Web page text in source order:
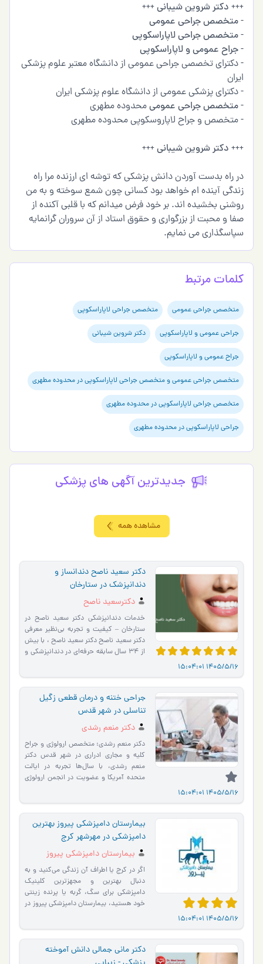
+++ دکتر شروین شیبانی+++
-متخصص جراحی عمومی
-متخصص جراحی لاپاراسکوپی
-جراح عمومی و لاپاراسکوپی
- دکترای تخصصی جراحی عمومی از دانشگاه معتبر علوم پزشکی
ایران
- دکترای پزشکی عمومی از دانشگاه علوم پزشکی ایران
-متخصص جراحی عمومیمحدوده مطهری
- متخصص و جراح لاپاروسکوپی محدوده مطهری
+++ دکتر شروین شیبانی+++
در راه بدست آوردن دانش پزشکی که توشه ای ارزنده مرا راه
زندگی آینده ام خواهد بود کسانی چون شمع سوخته و به من
روشنی بخشیده اند. بر خود فرض میدانم که با قلبی آکنده از
صفا و محبت از بزرگواری و حقوق استاد از آن سروران گرانمایه
سپاسگذاری می نمایم.
کلمات مرتبط
متخصص جراحی عمومی متخصص جراحی لاپاراسکوپی
جراحی عمومی و لاپاراسکوپی دکتر شروین شیبانی
جراح عمومی و لاپاراسکوپی
متخصص جراحی عمومی و متخصص جراحی لاپاراسکوپی در محدوده مطهری
متخصص جراحی لاپاراسکوپی در محدوده مطهری
جراحی لاپاراسکوپی در محدوده مطهری
جدیدترین آگهی های پزشكي
مشاهده همه
1405/5/16 15:04:01
دکتر سعید ناصح دندانساز و
دندانپزشک در ستارخان
دکترسعید ناصح
خدمات دندانپزشکی دکتر سعید ناصح در
ستارخان – کیفیت و تجربه بی‌نظیر معرفی
دکتر سعید ناصح دکتر سعید ناصح ، با بیش
از 34 سال سابقه حرفه‌ای در دندانپزشکی و
1405/5/16 15:04:01
جراحی ختنه و درمان قطعی زگیل
تناسلی در شهر قدس
دکتر منعم رشدی
دکتر منعم رشدی: متخصص ارولوژی و جراح
کلیه و مجاری ادراری در شهر قدس دکتر
منعم رشدی، با سال‌ها تجربه در ایالت
متحده آمریکا و عضویت در انجمن ارولوژی
1405/5/16 15:04:01
بیمارستان دامپزشکی پیروز بهترین
دامپزشکی در مهرشهر کرج
بیمارستان دامپزشکی پیروز
اگر در کرج یا اطراف آن زندگی می‌کنید و به
دنبال بهترین و مجهزترین کلینیک
دامپزشکی برای سگ، گربه یا پرنده زینتی
خود هستید، بیمارستان دامپزشکی پیروز در
دکتر مانی جمالی دانش آموخته